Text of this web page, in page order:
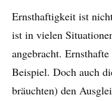
Ernsthaftigkeit ist
ist in vielen
angebracht.
Beispiel. Doch auch
bräuchten) den